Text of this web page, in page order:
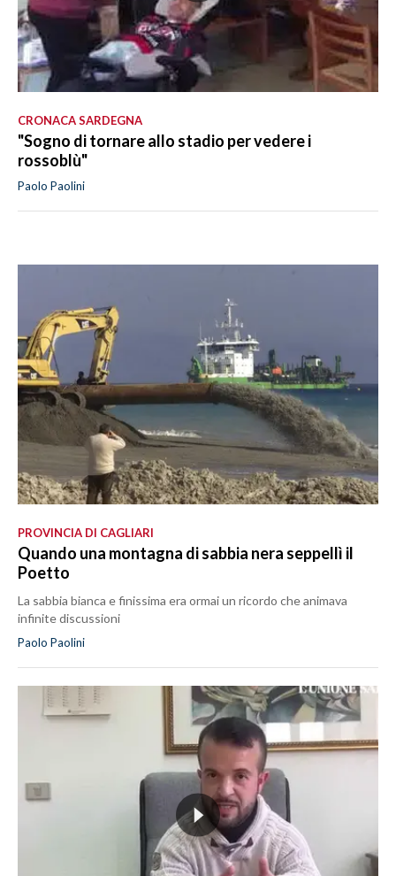
CRONACA SARDEGNA
"Sogno di tornare allo stadio per vedere i
rossoblù"
Paolo Paolini
PROVINCIA DI CAGLIARI
Quando una montagna di sabbia nera seppellì il
Poetto
La sabbia bianca e finissima era ormai un ricordo che animava
infinite discussioni
Paolo Paolini